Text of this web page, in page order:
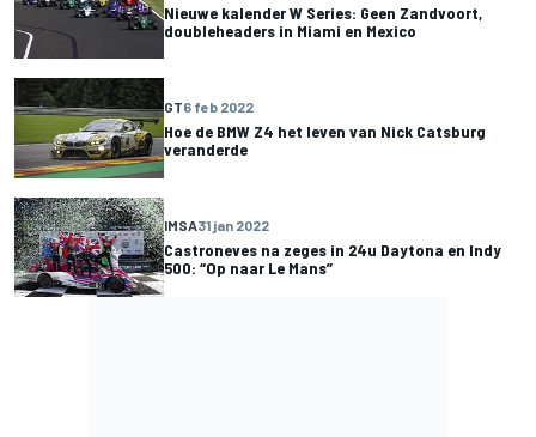
Nieuwe kalender W Series: Geen Zandvoort,
doubleheaders in Miami en Mexico
GT6 feb 2022
Hoe de BMW Z4 het leven van Nick Catsburg
veranderde
IMSA31 jan 2022
Castroneves na zeges in 24u Daytona en Indy
500: “Op naar Le Mans”